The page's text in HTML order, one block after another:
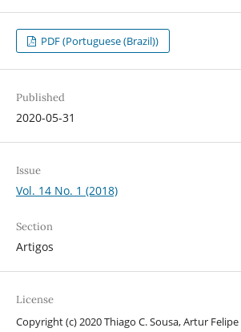
PDF (Portuguese (Brazil))
Published
2020-05-31
Issue
Vol. 14 No. 1 (2018)
Section
Artigos
License
Copyright (c) 2020 Thiago C. Sousa, Artur